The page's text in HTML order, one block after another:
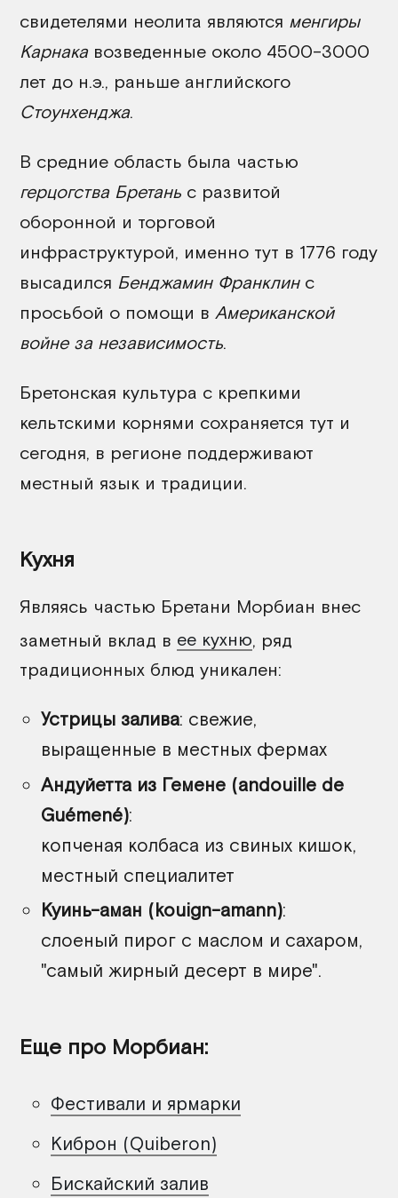
свидетелями неолита являются менгиры
Карнакавозведенные около 4500–3000
лет до н.э., раньше английского
Стоунхенджа.
В средние область была частью
герцогства Бретань с развитой
оборонной и торговой
инфраструктурой, именно тут в 1776 году
высадился Бенджамин Франклинс
просьбой о помощи в Американской
войне за независимость.
Бретонская культура с крепкими
кельтскими корнями сохраняется тут и
сегодня, в регионе поддерживают
местный язык и традиции.
Кухня
Являясь частью Бретани Морбиан внес
заметный вклад в ее кухню , ряд
традиционных блюд уникален:
Устрицы залива: свежие,
выращенные в местных фермах
Андуйетта из Гемене (andouille de
Guémené):
копченая колбаса из свиных кишок,
местный специалитет
Куинь-аман (kouign-amann):
слоеный пирог с маслом и сахаром,
"самый жирный десерт в мире".
Еще про Морбиан:
Фестивали и ярмарки
Киброн (Quiberon)
Бискайский залив